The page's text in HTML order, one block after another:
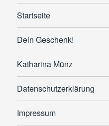
Startseite
Dein Geschenk!
Katharina Münz
Datenschutzerklärung
Impressum